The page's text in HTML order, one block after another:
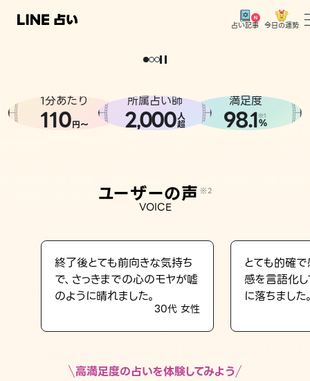
占い記事 今日の運勢
相談事例
LINE占いを開く
※LINEアプリ内のサービスページへ遷移します
どうせなら
。
1分あたり
110円〜
所属占い師
2,000人
超
満足度
98.1※1
%
ユーザーの声 ※2
VOICE
終了後とても前向きな気持ち
で、さっきまでの心のモヤが嘘
のように晴れました。
30代 女性
とても的確
感を言語化
に落ちました
高満足度の占いを体験してみよう